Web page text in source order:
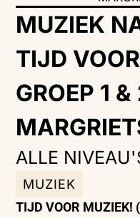
MUZIEK
TIJD
GROEP 1
ALLE
MUZIEK
TIJD VOOR MUZIEK!